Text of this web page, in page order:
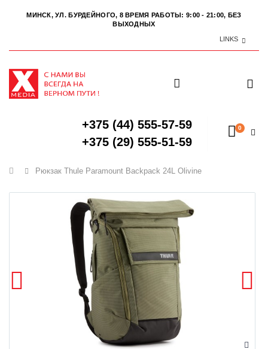
МИНСК, УЛ. БУРДЕЙНОГО, 8 ВРЕМЯ РАБОТЫ: 9:00 - 21:00, БЕЗ
ВЫХОДНЫХ
LINKS
+375 (44) 555-57-59
+375 (29) 555-51-59
0
Главная
Рюкзак Thule Paramount Backpack 24L Olivine